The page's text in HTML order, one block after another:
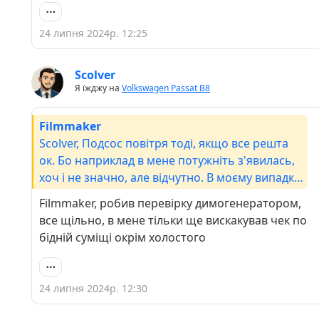
24 липня 2024р. 12:25
Scolver
Я їжджу на Volkswagen Passat B8
Filmmaker
Scolver, Подсос повітря тоді, якщо все решта
ок. Бо наприклад в мене потужніть з'явилась,
хоч і не значно, але відчутно. В моєму випадку
проблема є в подсосі повітря і додатково була
в цьому датчику, хоча я не перевіряв його як
ви, тільки у газовщиків по показниках.
Filmmaker, робив перевірку димогенератором,
все щільно, в мене тільки ще вискакував чек по
бідній суміщі окрім холостого
24 липня 2024р. 12:30